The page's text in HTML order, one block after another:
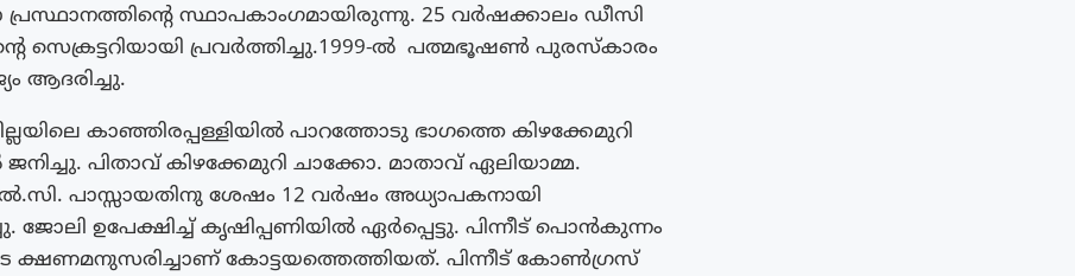
പ്രസ്ഥാനത്തിന്റെ സ്ഥാപകാംഗമായിരുന്നു. 25 വർഷക്കാലം ഡീസി
സെക്രട്ടറിയായി പ്രവർത്തിച്ചു.1999-ൽ പത്മഭൂഷൺ പുരസ്കാരം
ആദരിച്ചു.
കാഞ്ഞിരപ്പള്ളിയിൽ പാറത്തോടു ഭാഗത്തെ കിഴക്കേമുറി
പിതാവ് കിഴക്കേമുറി ചാക്കോ. മാതാവ് ഏലിയാമ്മ.
പാസ്സായതിനു ശേഷം 12 വർഷം അധ്യാപകനായി
ജോലി ഉപേക്ഷിച്ച് കൃഷിപ്പണിയിൽ ഏർപ്പെട്ടു. പിന്നീട് പൊൻകുന്നം
ക്ഷണമനുസരിച്ചാണ് കോട്ടയത്തെത്തിയത്. പിന്നീട് കോൺഗ്രസ്